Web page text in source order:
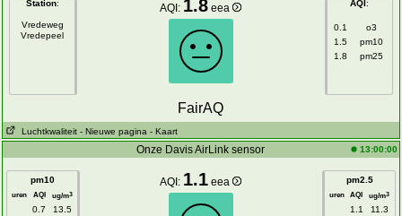
Station:
Vredeweg
Vredepeel
AQI: 1.8 eea AQI:
0.1
o3
1.5
pm10
1.8
pm25
FairAQ
Luchtkwaliteit - Nieuwe pagina - Kaart
Onze Davis AirLink sensor 13:00:00
pm10
uren AQI ug/m3
0.7 13.5
AQI: 1.1 eea pm2.5
uren AQI ug/m3
1.1 11.3